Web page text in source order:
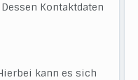
Kontaktdaten
kann es sich